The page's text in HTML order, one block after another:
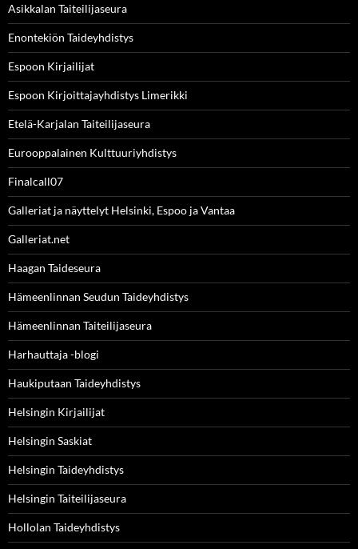
Asikkalan Taiteilijaseura
Enontekiön Taideyhdistys
Espoon Kirjailijat
Espoon Kirjoittajayhdistys Limerikki
Etelä-Karjalan Taiteilijaseura
Eurooppalainen Kulttuuriyhdistys
Finalcall07
Galleriat ja näyttelyt Helsinki, Espoo ja Vantaa
Galleriat.net
Haagan Taideseura
Hämeenlinnan Seudun Taideyhdistys
Hämeenlinnan Taiteilijaseura
Harhauttaja -blogi
Haukiputaan Taideyhdistys
Helsingin Kirjailijat
Helsingin Saskiat
Helsingin Taideyhdistys
Helsingin Taiteilijaseura
Hollolan Taideyhdistys